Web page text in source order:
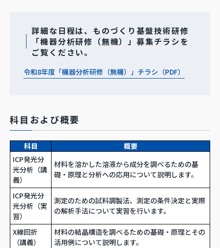
詳細な日程は、ものづくり基盤技術研修
「機器分析研修（無機）」募集チラシを
ご覧ください。
令和8年度「機器分析研修（無機）」チラシ（PDF）
科目および概要
科目
概要
ICP発光分
光分析（講
義）
材料を溶かした溶液から成分を調べるための基
礎・原理と分析への応用について説明します。
ICP発光分
光分析（実
習）
測定のための試料調製法、測定の条件決定と実際
の解析手法について実習を行います。
X線回折
（講義）
材料の結晶構造を調べるための基礎・原理とその
活用例について説明します。